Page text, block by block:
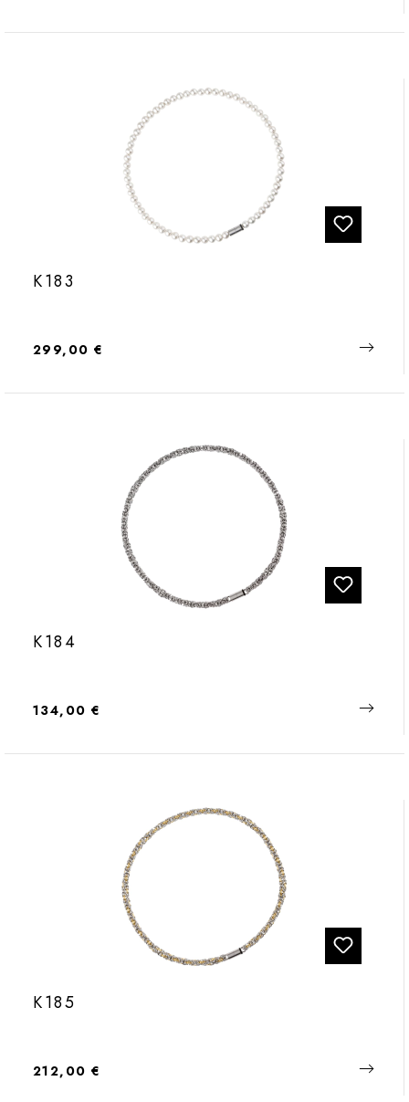
K183
Regulärer Preis:
299,00 €
K184
Regulärer Preis:
134,00 €
K185
Regulärer Preis:
212,00 €